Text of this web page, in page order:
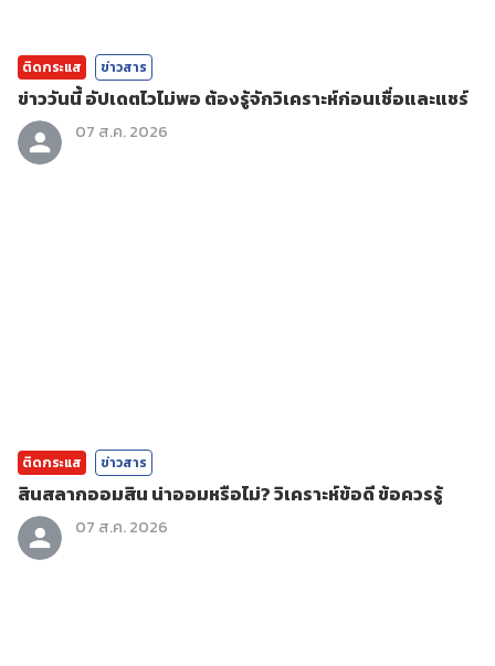
ติดกระแส ข่าวสาร
ข่าววันนี้ อัปเดตไวไม่พอ ต้องรู้จักวิเคราะห์ก่อนเชื่อและแชร์
07 ส.ค. 2026
ติดกระแส ข่าวสาร
สินสลากออมสิน น่าออมหรือไม่? วิเคราะห์ข้อดี ข้อควรรู้
07 ส.ค. 2026